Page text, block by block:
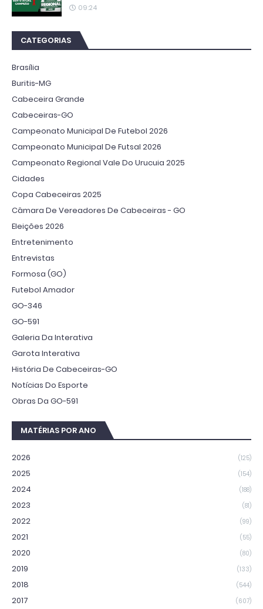
09:24
CATEGORIAS
Brasília
Buritis-MG
Cabeceira Grande
Cabeceiras-GO
Campeonato Municipal De Futebol 2026
Campeonato Municipal De Futsal 2026
Campeonato Regional Vale Do Urucuia 2025
Cidades
Copa Cabeceiras 2025
Câmara De Vereadores De Cabeceiras - GO
Eleições 2026
Entretenimento
Entrevistas
Formosa (GO)
Futebol Amador
GO-346
GO-591
Galeria Da Interativa
Garota Interativa
História De Cabeceiras-GO
Notícias Do Esporte
Obras Da GO-591
MATÉRIAS POR ANO
2026 (125)
2025 (154)
2024 (188)
2023 (81)
2022 (99)
2021 (55)
2020 (80)
2019 (133)
2018 (544)
2017 (607)